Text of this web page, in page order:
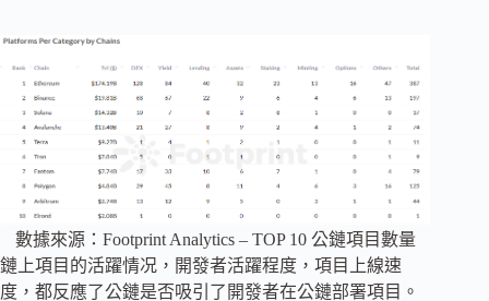
數據來源：Footprint Analytics – TOP 10 公鏈項目數量
鏈上項目的活躍情况，開發者活躍程度，項目上線速
度，都反應了公鏈是否吸引了開發者在公鏈部署項目。